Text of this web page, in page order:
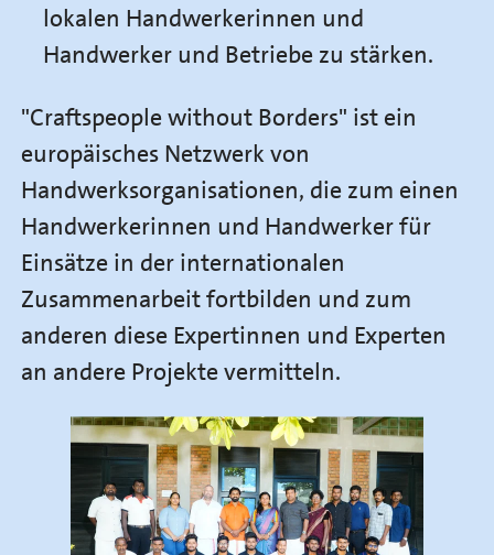
lokalen Handwerkerinnen und
Handwerker und Betriebe zu stärken.
"Craftspeople without Borders" ist ein
europäisches Netzwerk von
Handwerksorganisationen, die zum einen
Handwerkerinnen und Handwerker für
Einsätze in der internationalen
Zusammenarbeit fortbilden und zum
anderen diese Expertinnen und Experten
an andere Projekte vermitteln.